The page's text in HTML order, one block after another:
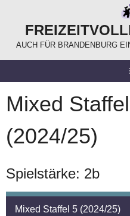
AUCH FÜR BRANDENBURG
Mixed
(2024/25)
Spielstärke: 2b
Mixed Staffel 5 (2024/25)